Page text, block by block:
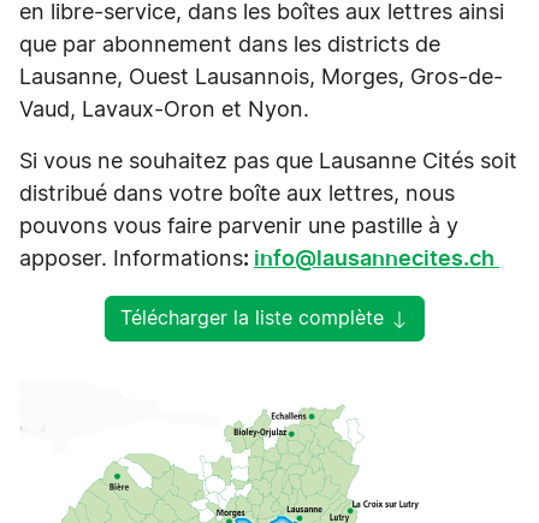
en libre-service, dans les boîtes aux lettres ainsi
que par abonnement dans les districts de
Lausanne, Ouest Lausannois, Morges, Gros-de-
Vaud, Lavaux-Oron et Nyon.
Si vous ne souhaitez pas que Lausanne Cités soit
distribué dans votre boîte aux lettres, nous
pouvons vous faire parvenir une pastille à y
apposer. Informations: info@lausannecites.ch
Télécharger la liste complète